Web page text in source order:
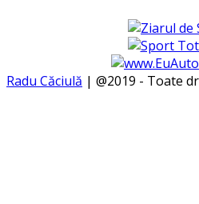
Radu Căciulă | @2019 - Toate